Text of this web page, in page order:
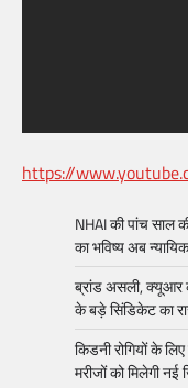
https://
NHAI की पांच साल
का भविष्य अब
ब्रांड असली, क्यूआर
के बड़े सिंडिकेट का
किडनी रोगियों के
मरीजों को मिलेगी नई